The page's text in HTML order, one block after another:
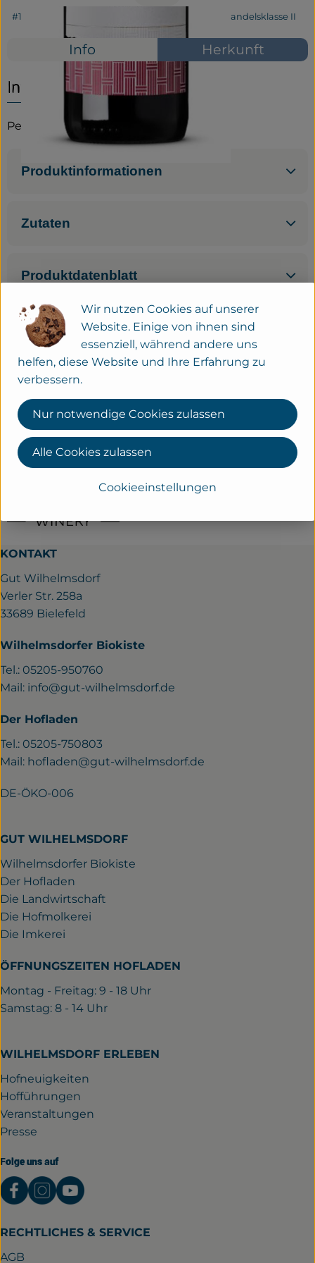
Service
Neues vom Hof
#10385 Handelsklasse II
Info Herkunft
Info
Perlage
Produktinformationen
Zutaten
Produktdatenblatt
Herkunft
Hersteller: Perlage
Italien
Perlage
KONTAKT
Gut Wilhelmsdorf
Verler Str. 258a
33689 Bielefeld
Wilhelmsdorfer Biokiste
Tel.: 05205-950760
Mail: info@gut-wilhelmsdorf.de
Der Hofladen
Tel.: 05205-750803
Mail: hofladen@gut-wilhelmsdorf.de
DE-ÖKO-006
GUT WILHELMSDORF
Wilhelmsdorfer Biokiste
Der Hofladen
Die Landwirtschaft
Die Hofmolkerei
Die Imkerei
ÖFFNUNGSZEITEN HOFLADEN
Montag - Freitag: 9 - 18 Uhr
Samstag: 8 - 14 Uhr
WILHELMSDORF ERLEBEN
Hofneuigkeiten
Hofführungen
Veranstaltungen
Presse
Folge uns auf
Externer Link zu https://www.facebook.com/
Externer Link zu https://
Externer Link zu https://
RECHTLICHES & SERVICE
AGB
Wir nutzen Cookies auf unserer
Website. Einige von ihnen sind
essenziell, während andere uns
helfen, diese Website und Ihre Erfahrung zu
verbessern.
Cookieeinstellungen
Nur notwendige Cookies zulassen
Alle Cookies zulassen